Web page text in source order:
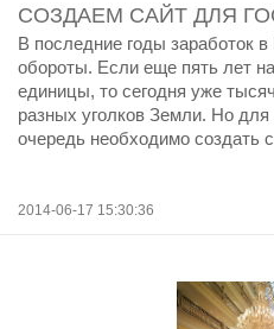
СОЗДАЕМ САЙТ ДЛЯ
В последние годы заработок
обороты. Если еще пять лет
единицы, то сегодня уже
разных уголков Земли. Но
очередь необходимо создать
2014-06-17 15:30:36